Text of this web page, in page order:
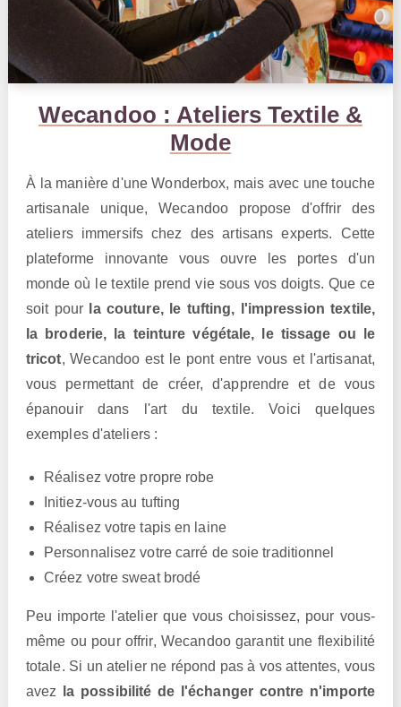
Wecandoo : Ateliers Textile &
Mode
À la manière d'une Wonderbox, mais avec une touche
artisanale unique, Wecandoo propose d'offrir des
ateliers immersifs chez des artisans experts. Cette
plateforme innovante vous ouvre les portes d'un
monde où le textile prend vie sous vos doigts. Que ce
soit pour
la couture, le tufting, l'impression textile,
la broderie, la teinture végétale, le tissage ou le
tricot, Wecandoo est le pont entre vous et l'artisanat,
vous permettant de créer, d'apprendre et de vous
épanouir dans l'art du textile. Voici quelques
exemples d'ateliers :
Réalisez votre propre robe
Initiez-vous au tufting
Réalisez votre tapis en laine
Personnalisez votre carré de soie traditionnel
Créez votre sweat brodé
Peu importe l'atelier que vous choisissez, pour vous-
même ou pour offrir, Wecandoo garantit une flexibilité
totale. Si un atelier ne répond pas à vos attentes, vous
avez
la possibilité de l'échanger contre n'importe